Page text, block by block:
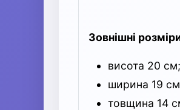
Зовнішні
висота 20 см;
ширина 19
товщина 14